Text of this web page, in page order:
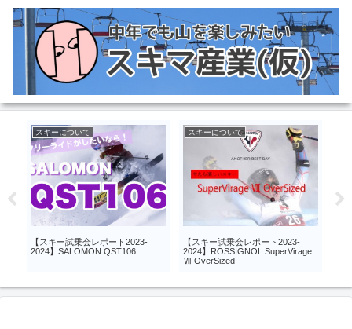
スキーについて
【スキー試乗会レポート2024-
2025】Salomon ADDICT PRO76
スキーについて
【スキー試乗会レポート2024-
2025】elan RIP STICK 96